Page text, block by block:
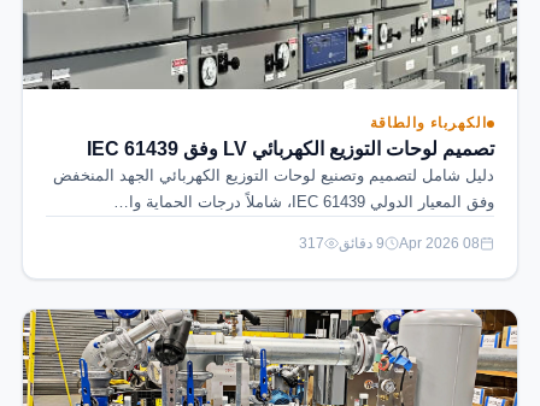
الكهرباء والطاقة
تصميم لوحات التوزيع الكهربائي LV وفق IEC 61439
دليل شامل لتصميم وتصنيع لوحات التوزيع الكهربائي الجهد المنخفض
وفق المعيار الدولي IEC 61439، شاملاً درجات الحماية وا…
08 Apr 2026 9 دقائق 317